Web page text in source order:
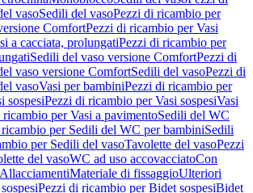
vasoSedili del vasoPezzi di ricambio per
ComfortPezzi di ricambio per Vasi
a cacciata, prolungatiPezzi di ricambio per
Sedili del vaso versione ComfortPezzi di
vaso versione ComfortSedili del vasoPezzi di
vasoVasi per bambiniPezzi di ricambio per
sospesiPezzi di ricambio per Vasi sospesiVasi
per Vasi a pavimentoSedili del WC
per Sedili del WC per bambiniSedili
per Sedili del vasoTavolette del vasoPezzi
del vasoWC ad uso accovacciatoCon
AllacciamentiMateriale di fissaggioUlteriori
Pezzi di ricambio per Bidet sospesiBidet